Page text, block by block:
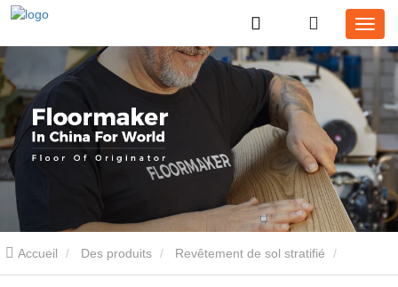
Accueil Des produits Revêtement de sol stratifié